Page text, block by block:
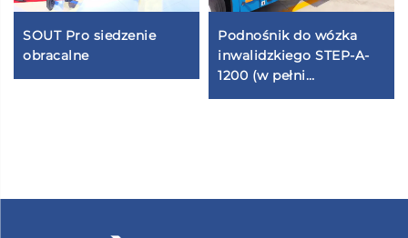
SOUT Pro siedzenie
obracalne
Podnośnik do wózka
inwalidzkiego STEP-A-
1200 (w pełni
automatyczny)